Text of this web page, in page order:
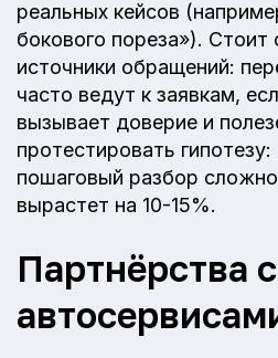
реальных кейсов
бокового пореза»). Стоит
источники обращений:
часто ведут к заявкам,
вызывает доверие и
протестировать
пошаговый разбор
вырастет на 10-15%.
Партнёрства с